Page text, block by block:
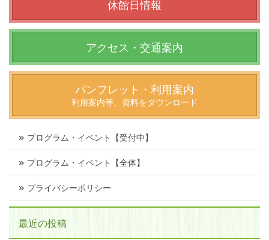
休館日情報
アクセス・交通案内
パンフレット・利用案内
利用案内等、資料をダウンロード
プログラム・イベント【受付中】
プログラム・イベント【全体】
プライバシーポリシー
最近の投稿